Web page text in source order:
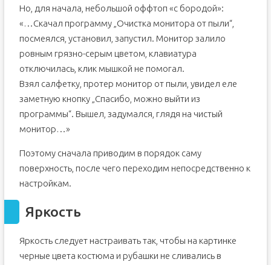
Но, для начала, небольшой оффтоп «с бородой»:
«…Скачал программу „Очистка монитора от пыли“,
посмеялся, установил, запустил. Монитор залило
ровным грязно-серым цветом, клавиатура
отключилась, клик мышкой не помогал.
Взял салфетку, протер монитор от пыли, увидел еле
заметную кнопку „Спасибо, можно выйти из
программы“. Вышел, задумался, глядя на чистый
монитор…»
Поэтому сначала приводим в порядок саму
поверхность, после чего переходим непосредственно к
настройкам.
Яркость
Яркость следует настраивать так, чтобы на картинке
черные цвета костюма и рубашки не сливались в